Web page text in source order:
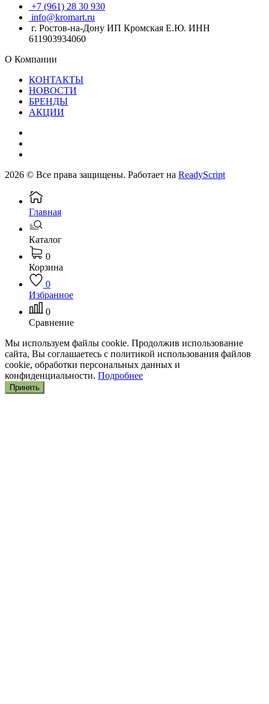
+7 (961) 28 30 930
info@kromart.ru
г. Ростов-на-Дону ИП Кромская Е.Ю. ИНН
611903934060
О Компании
КОНТАКТЫ
НОВОСТИ
БРЕНДЫ
АКЦИИ
2026 © Все права защищены. Работает на ReadyScript
Главная
Каталог
0
Корзина
0
Избранное
0
Сравнение
Мы используем файлы cookie. Продолжив использование
сайта, Вы соглашаетесь с политикой использования файлов
cookie, обработки персональных данных и
конфиденциальности. Подробнее
Принять